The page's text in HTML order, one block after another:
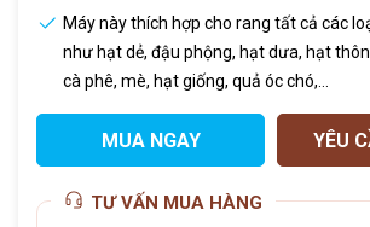
Máy này thích hợp cho rang tất cả các
như hạt dẻ, đậu phộng, hạt dưa, hạt
cà phê, mè, hạt giống, quả óc chó,…
MUA NGAY YÊU
TƯ VẤN MUA HÀNG